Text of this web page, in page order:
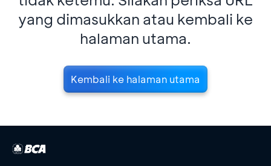
yang dimasukkan atau kembali ke
halaman utama.
Kembali ke halaman utama